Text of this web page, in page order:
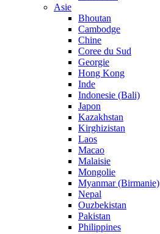
Asie
Bhoutan
Cambodge
Chine
Coree du Sud
Georgie
Hong Kong
Inde
Indonesie (Bali)
Japon
Kazakhstan
Kirghizistan
Laos
Macao
Malaisie
Mongolie
Myanmar (Birmanie)
Nepal
Ouzbekistan
Pakistan
Philippines